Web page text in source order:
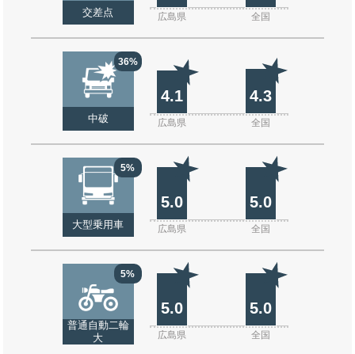
交差点 広島県 全国
36%
中破
4.1 4.3
広島県 全国
5%
大型乗用車
5.0 5.0
広島県 全国
5%
普通自動二輪
大
5.0 5.0
広島県 全国